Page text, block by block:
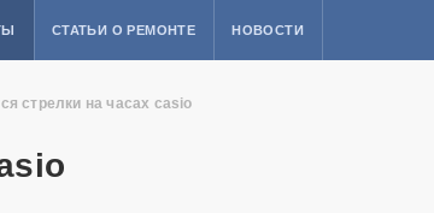
СТАТЬИ О РЕМОНТЕ НОВОСТИ
стрелки на часах casio